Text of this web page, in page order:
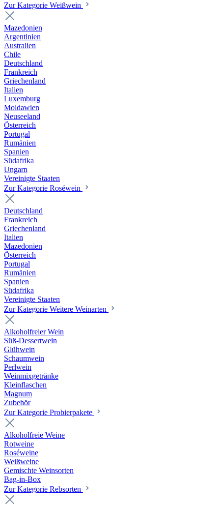
Zur Kategorie Weißwein
Mazedonien
Argentinien
Australien
Chile
Deutschland
Frankreich
Griechenland
Italien
Luxemburg
Moldawien
Neuseeland
Österreich
Portugal
Rumänien
Spanien
Südafrika
Ungarn
Vereinigte Staaten
Zur Kategorie Roséwein
Deutschland
Frankreich
Griechenland
Italien
Mazedonien
Österreich
Portugal
Rumänien
Spanien
Südafrika
Vereinigte Staaten
Zur Kategorie Weitere Weinarten
Alkoholfreier Wein
Süß-Dessertwein
Glühwein
Schaumwein
Perlwein
Weinmixgetränke
Kleinflaschen
Magnum
Zubehör
Zur Kategorie Probierpakete
Alkoholfreie Weine
Rotweine
Roséweine
Weißweine
Gemischte Weinsorten
Bag-in-Box
Zur Kategorie Rebsorten